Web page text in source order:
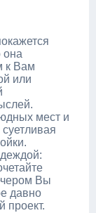
она
к Вам
или
мест и
Вы
давно
проект.